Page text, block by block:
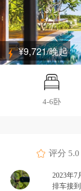
¥9,721/晚起
4-6卧
评分 5.0
2023年7
排车接